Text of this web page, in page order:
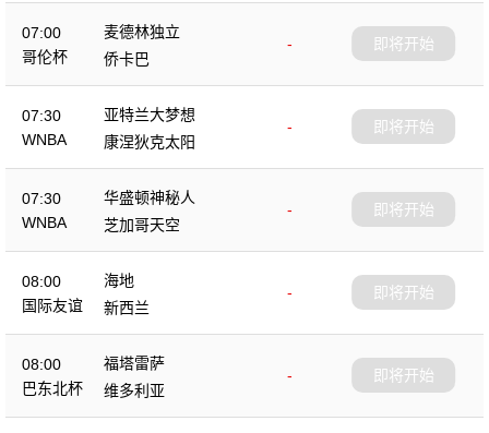
07:00
哥伦杯
麦德林独立
-
侨卡巴
即将开始
07:30
WNBA
亚特兰大梦想
-
康涅狄克太阳
即将开始
07:30
WNBA
华盛顿神秘人
-
芝加哥天空
即将开始
08:00
国际友谊
海地
-
新西兰
即将开始
08:00
巴东北杯
福塔雷萨
-
维多利亚
即将开始